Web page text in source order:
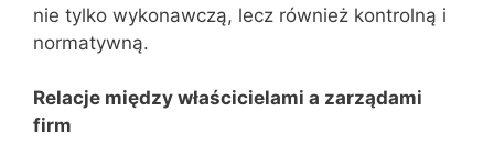
nie tylko wykonawczą, lecz również kontrolną i
normatywną.
Relacje między właścicielami a zarządami
firm